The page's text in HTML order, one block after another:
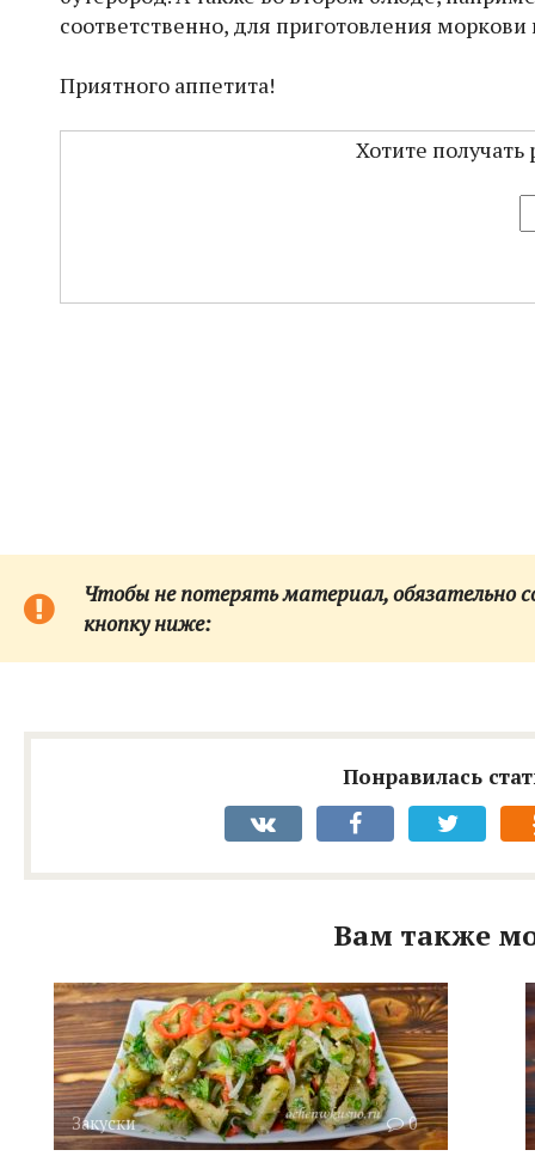
соответственно, для приготовления
Приятного аппетита!
Хотите
Чтобы не потерять материал, обязательно
кнопку ниже:
Понравилась
Вам также
Закуски 0